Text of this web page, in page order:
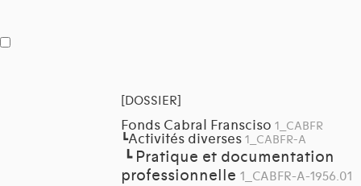
[DOSSIER]
Fonds Cabral Fransciso 1_CABFR
┗Activités diverses 1_CABFR-A
┗ Pratique et documentation
professionnelle 1_CABFR-A-1956.01